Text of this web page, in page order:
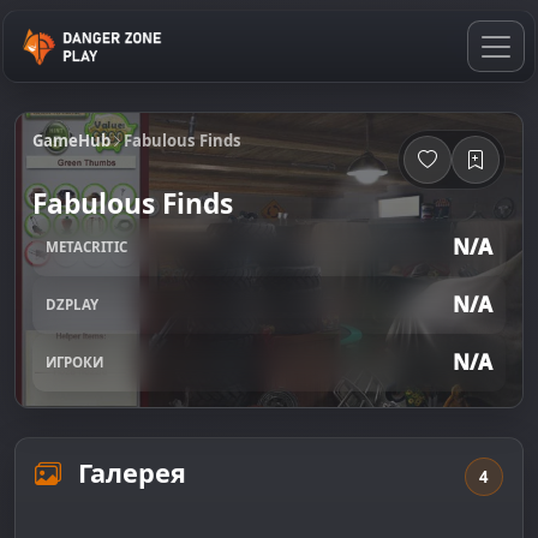
GameHub Fabulous Finds
Fabulous Finds
METACRITIC N/A
DZPLAY N/A
ИГРОКИ N/A
Галерея 4